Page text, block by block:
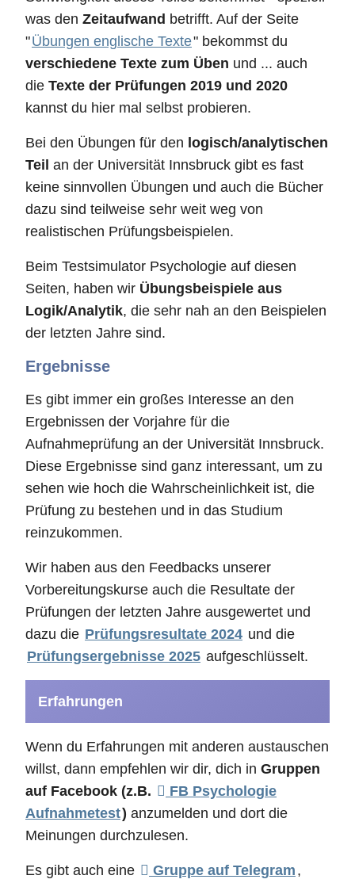
was den Zeitaufwand betrifft. Auf der Seite
"Übungen englische Texte" bekommst du
verschiedene Texte zum Üben und ... auch
die Texte der Prüfungen 2019 und 2020
kannst du hier mal selbst probieren.
Bei den Übungen für den logisch/analytischen
Teil an der Universität Innsbruck gibt es fast
keine sinnvollen Übungen und auch die Bücher
dazu sind teilweise sehr weit weg von
realistischen Prüfungsbeispielen.
Beim Testsimulator Psychologie auf diesen
Seiten, haben wir Übungsbeispiele aus
Logik/Analytik, die sehr nah an den Beispielen
der letzten Jahre sind.
Ergebnisse
Es gibt immer ein großes Interesse an den
Ergebnissen der Vorjahre für die
Aufnahmeprüfung an der Universität Innsbruck.
Diese Ergebnisse sind ganz interessant, um zu
sehen wie hoch die Wahrscheinlichkeit ist, die
Prüfung zu bestehen und in das Studium
reinzukommen.
Wir haben aus den Feedbacks unserer
Vorbereitungskurse auch die Resultate der
Prüfungen der letzten Jahre ausgewertet und
dazu die Prüfungsresultate 2024 und die
Prüfungsergebnisse 2025 aufgeschlüsselt.
Erfahrungen
Wenn du Erfahrungen mit anderen austauschen
willst, dann empfehlen wir dir, dich in Gruppen
auf Facebook (z.B.
FB Psychologie
Aufnahmetest) anzumelden und dort die
Meinungen durchzulesen.
Es gibt auch eine Gruppe auf Telegram ,